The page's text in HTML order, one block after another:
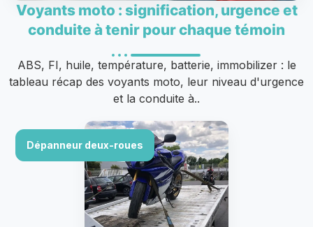
Voyants moto : signification, urgence et
conduite à tenir pour chaque témoin
ABS, FI, huile, température, batterie, immobilizer : le
tableau récap des voyants moto, leur niveau d'urgence
et la conduite à..
Dépanneur deux-roues